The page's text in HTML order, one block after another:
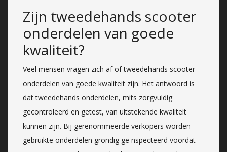
Zijn tweedehands scooter
onderdelen van goede
kwaliteit?
Veel mensen vragen zich af of tweedehands scooter
onderdelen van goede kwaliteit zijn. Het antwoord is
dat tweedehands onderdelen, mits zorgvuldig
gecontroleerd en getest, van uitstekende kwaliteit
kunnen zijn. Bij gerenommeerde verkopers worden
gebruikte onderdelen grondig geïnspecteerd voordat